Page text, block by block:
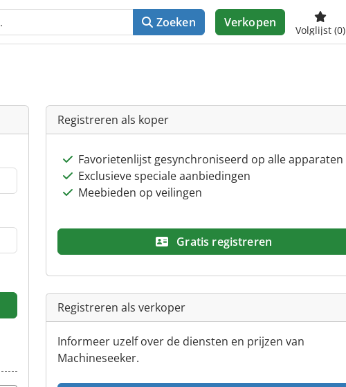
Zoeken Verkopen
Volglijst (0)
Registreren als koper
Favorietenlijst gesynchroniseerd op alle apparaten
Exclusieve speciale aanbiedingen
Meebieden op veilingen
Gratis registreren
Registreren als verkoper
Informeer uzelf over de diensten en prijzen van
Machineseeker.